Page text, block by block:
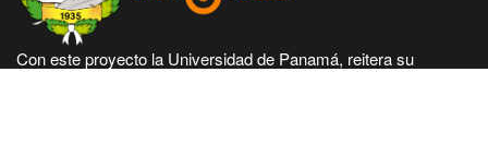
Con este proyecto la Universidad de Panamá, reitera su